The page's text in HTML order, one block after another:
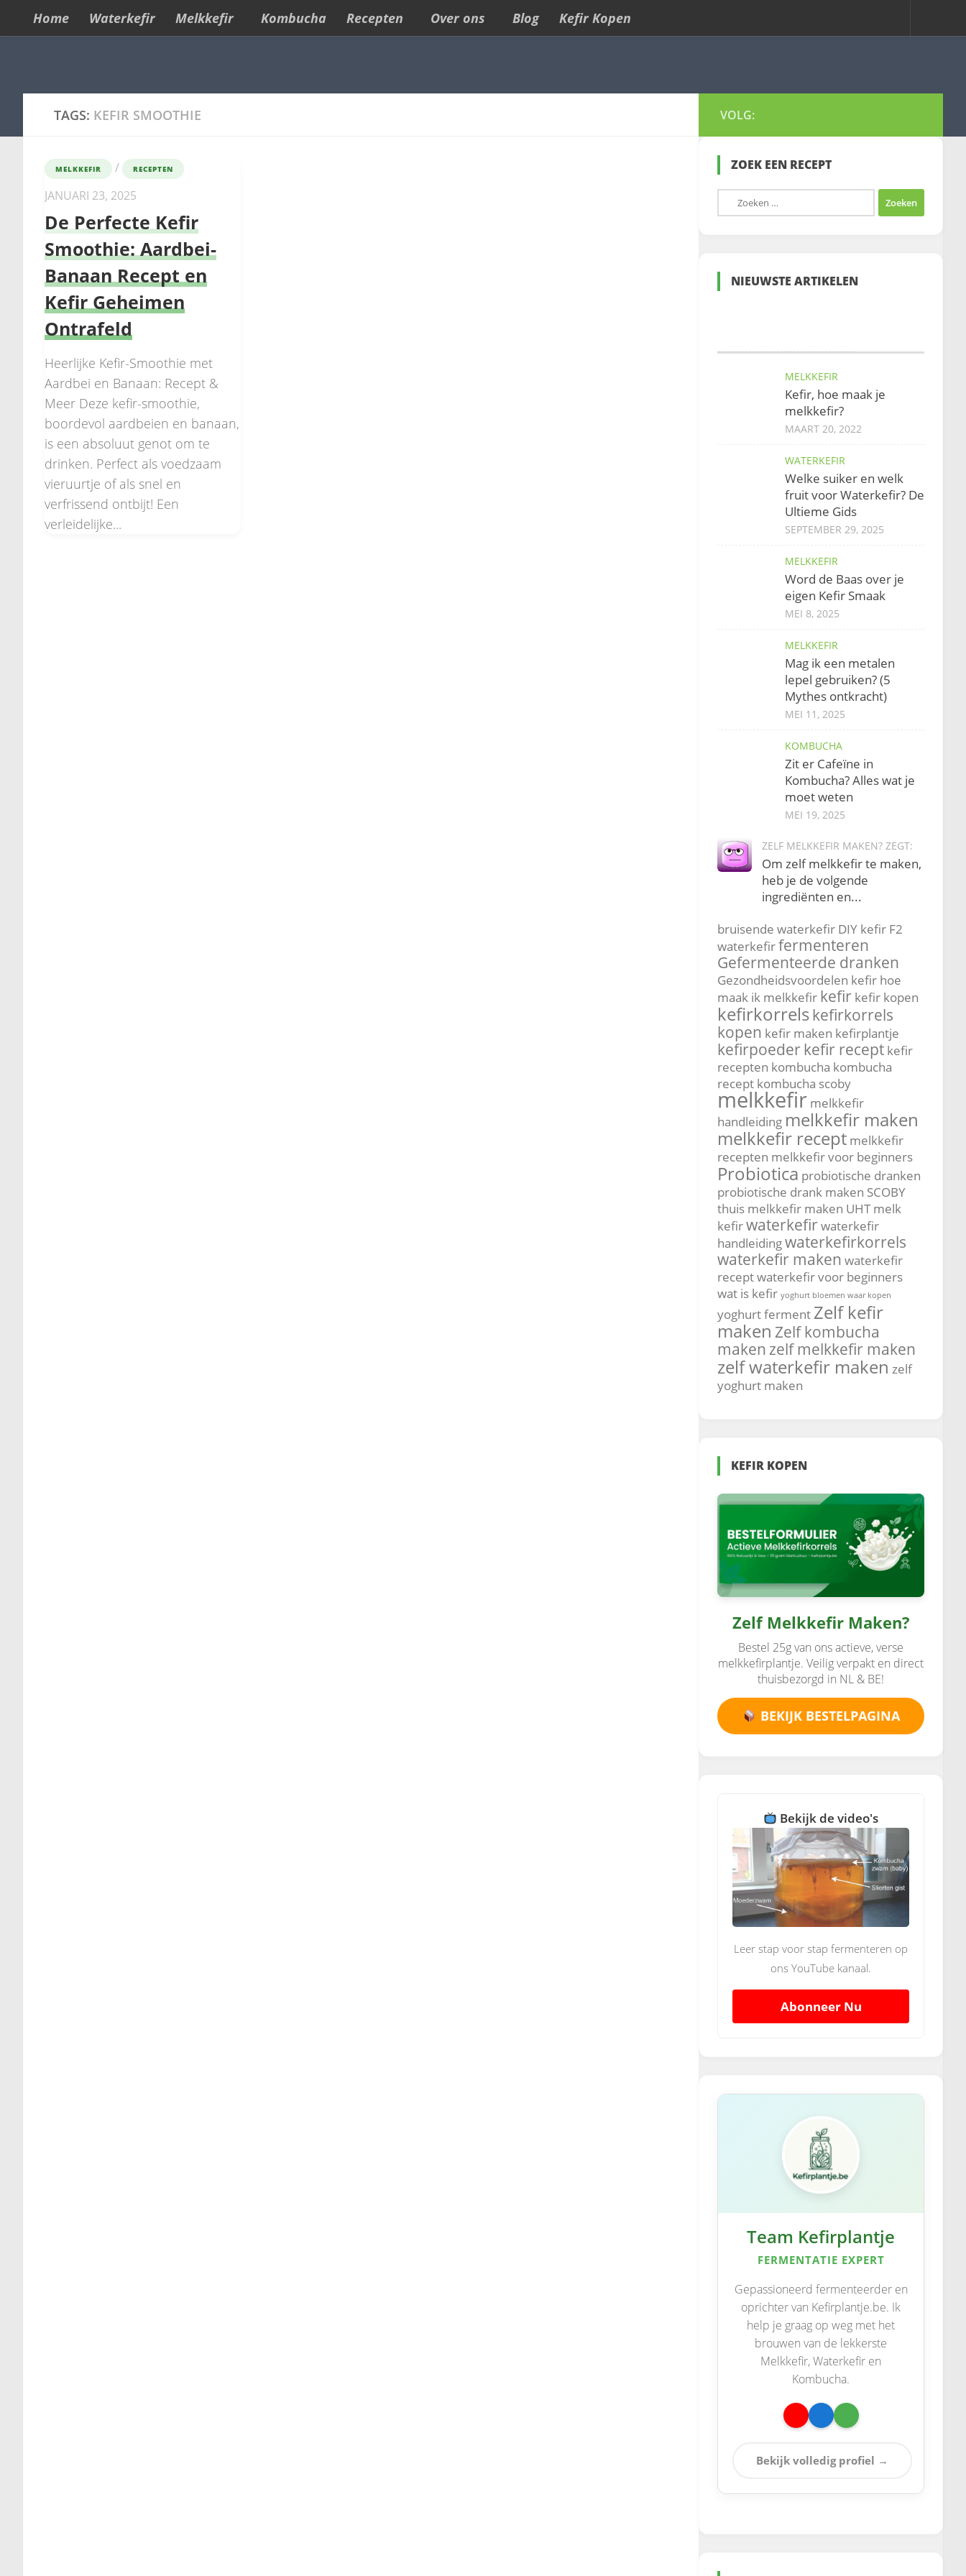
Skip to content
Home Waterkefir Melkkefir Kombucha Recepten Over ons Blog Kefir Kopen
TAGS: KEFIR SMOOTHIE
MELKKEFIR / RECEPTEN
JANUARI 23, 2025
De Perfecte Kefir
Smoothie: Aardbei-
Banaan Recept en
Kefir Geheimen
Ontrafeld
Heerlijke Kefir-Smoothie met
Aardbei en Banaan: Recept &
Meer Deze kefir-smoothie,
boordevol aardbeien en banaan,
is een absoluut genot om te
drinken. Perfect als voedzaam
vieruurtje of als snel en
verfrissend ontbijt! Een
verleidelijke...
VOLG:
ZOEK EEN RECEPT
Zoeken
naar:
NIEUWSTE ARTIKELEN
MELKKEFIR
Kefir, hoe maak je
melkkefir?
MAART 20, 2022
WATERKEFIR
Welke suiker en welk
fruit voor Waterkefir? De
Ultieme Gids
SEPTEMBER 29, 2025
MELKKEFIR
Word de Baas over je
eigen Kefir Smaak
MEI 8, 2025
MELKKEFIR
Mag ik een metalen
lepel gebruiken? (5
Mythes ontkracht)
MEI 11, 2025
KOMBUCHA
Zit er Cafeïne in
Kombucha? Alles wat je
moet weten
MEI 19, 2025
ZELF MELKKEFIR MAKEN? ZEGT:
Om zelf melkkefir te maken,
heb je de volgende
ingrediënten en...
bruisende waterkefir DIY kefir F2
waterkefirfermenteren
Gefermenteerde dranken
Gezondheidsvoordelen kefir hoe
maak ik melkkefir kefir kefir kopen
kefirkorrelskefirkorrels
kopen kefir maken kefirplantje
kefirpoederkefir recept kefir
recepten kombucha kombucha
recept kombucha scoby
melkkefir melkkefir
handleiding melkkefir maken
melkkefir recept melkkefir
recepten melkkefir voor beginners
Probiotica probiotische dranken
probiotische drank maken SCOBY
thuis melkkefir maken UHT melk
kefirwaterkefirwaterkefir
handleidingwaterkefirkorrels
waterkefir maken waterkefir
receptwaterkefir voor beginners
wat is kefir yoghurt bloemen waar kopen
yoghurt ferment Zelf kefir
maken Zelf kombucha
maken zelf melkkefir maken
zelf waterkefir maken zelf
yoghurt maken
KEFIR KOPEN
Zelf Melkkefir Maken?
Bestel 25g van ons actieve, verse
melkkefirplantje. Veilig verpakt en direct
thuisbezorgd in NL & BE!
BEKIJK BESTELPAGINA
Bekijk de video's
Leer stap voor stap fermenteren op
ons YouTube kanaal.
Abonneer Nu
Team Kefirplantje
FERMENTATIE EXPERT
Gepassioneerd fermenteerder en
oprichter van Kefirplantje.be. Ik
help je graag op weg met het
brouwen van de lekkerste
Melkkefir, Waterkefir en
Kombucha.
Bekijk volledig profiel →